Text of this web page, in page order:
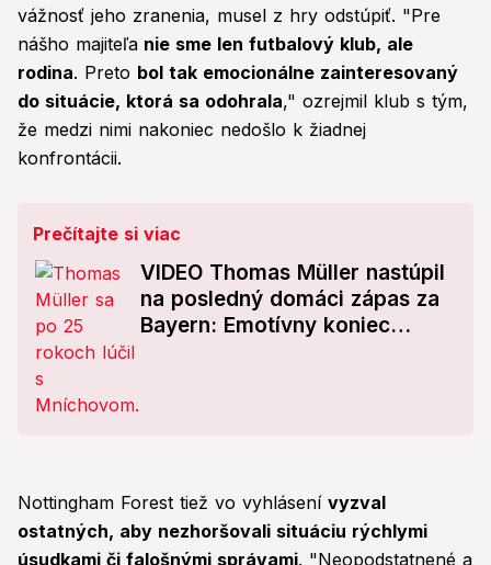
vážnosť jeho zranenia, musel z hry odstúpiť. "Pre
nášho majiteľa nie sme len futbalový klub, ale
rodina. Preto bol tak emocionálne zainteresovaný
do situácie, ktorá sa odohrala," ozrejmil klub s tým,
že medzi nimi nakoniec nedošlo k žiadnej
konfrontácii.
Prečítajte si viac
VIDEO Thomas Müller nastúpil
na posledný domáci zápas za
Bayern: Emotívny koniec
Nottingham Forest tiež vo vyhlásení vyzval
ostatných, aby nezhoršovali situáciu rýchlymi
úsudkami či falošnými správami. "Neopodstatnené a